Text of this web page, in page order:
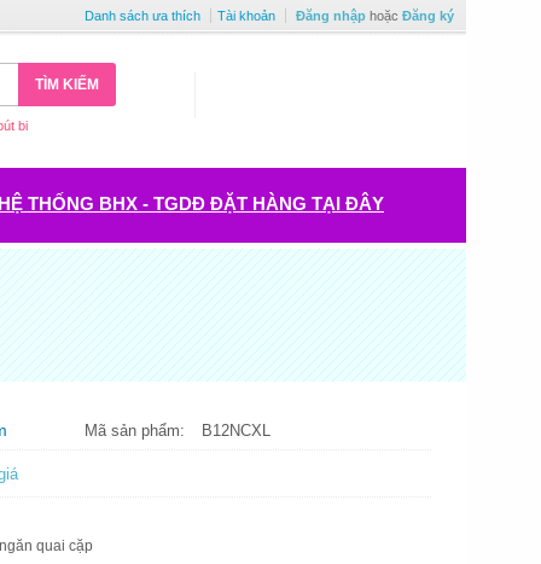
Danh sách ưa thích Tài khoản Đăng nhập hoặc Đăng ký
TÌM KIẾM
bi
HỆ THỐNG BHX - TGDĐ ĐẶT HÀNG TẠI ĐÂY
Mã sản phẩm: B12NCXL
quai cặp